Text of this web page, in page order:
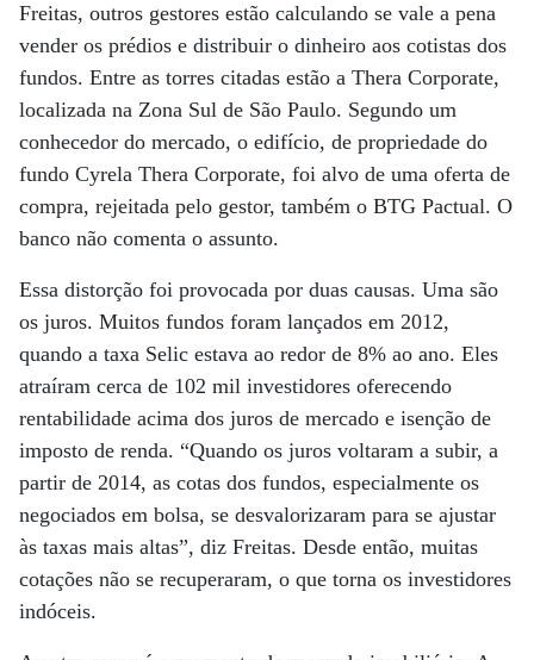
Freitas, outros gestores estão calculando se vale a pena
vender os prédios e distribuir o dinheiro aos cotistas dos
fundos. Entre as torres citadas estão a Thera Corporate,
localizada na Zona Sul de São Paulo. Segundo um
conhecedor do mercado, o edifício, de propriedade do
fundo Cyrela Thera Corporate, foi alvo de uma oferta de
compra, rejeitada pelo gestor, também o BTG Pactual. O
banco não comenta o assunto.
Essa distorção foi provocada por duas causas. Uma são
os juros. Muitos fundos foram lançados em 2012,
quando a taxa Selic estava ao redor de 8% ao ano. Eles
atraíram cerca de 102 mil investidores oferecendo
rentabilidade acima dos juros de mercado e isenção de
imposto de renda. “Quando os juros voltaram a subir, a
partir de 2014, as cotas dos fundos, especialmente os
negociados em bolsa, se desvalorizaram para se ajustar
às taxas mais altas”, diz Freitas. Desde então, muitas
cotações não se recuperaram, o que torna os investidores
indóceis.